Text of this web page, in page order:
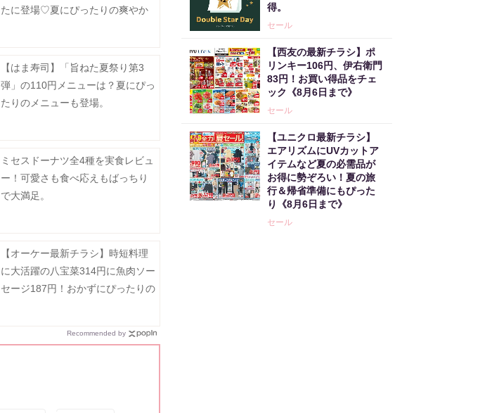
たに登場♡夏にぴったりの爽やか
【はま寿司】「旨ねた夏祭り第3
弾」の110円メニューは？夏にぴっ
たりのメニューも登場。
ミセスドーナツ全4種を実食レビュ
ー！可愛さも食べ応えもばっちり
で大満足。
【オーケー最新チラシ】時短料理
に大活躍の八宝菜314円に魚肉ソー
セージ187円！おかずにぴったりの
Recommended by
得。
セール
【西友の最新チラシ】ポ
リンキー106円、伊右衛門
83円！お買い得品をチェ
ック《8月6日まで》
セール
【ユニクロ最新チラシ】
エアリズムにUVカットア
イテムなど夏の必需品が
お得に勢ぞろい！夏の旅
行＆帰省準備にもぴった
り《8月6日まで》
セール